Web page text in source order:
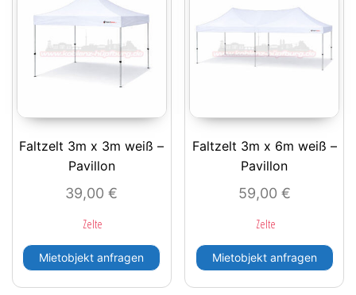
Faltzelt 3m x 3m weiß –
Pavillon
39,00€
Zelte
Mietobjekt anfragen
Faltzelt 3m x 6m weiß –
Pavillon
59,00 €
Zelte
Mietobjekt anfragen